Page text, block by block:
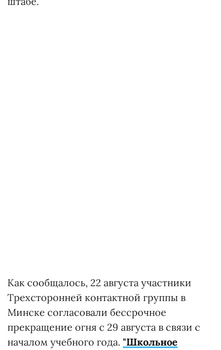
Как сообщалось, 22 августа участники
Трехсторонней контактной группы в
Минске согласовали бессрочное
прекращение огня с 29 августа в связи с
началом учебного года. "Школьное